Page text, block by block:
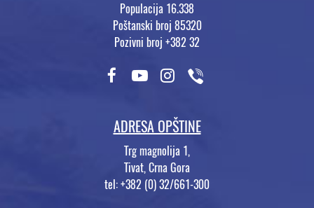
Populacija 16.338
Poštanski broj 85320
Pozivni broj +382 32
ADRESA OPŠTINE
Trg magnolija 1,
Tivat, Crna Gora
tel: +382 (0) 32/661-300